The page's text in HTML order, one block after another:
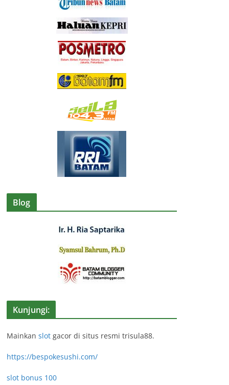
Blog
Kunjungi:
Mainkan slot gacor di situs resmi trisula88.
https://bespokesushi.com/
slot bonus 100